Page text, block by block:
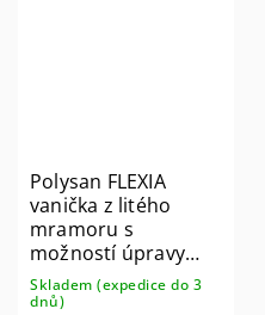
Polysan FLEXIA
vanička z litého
mramoru s
možností úpravy
rozměru,
100x100cm 71552
Skladem (expedice do 3
dnů)